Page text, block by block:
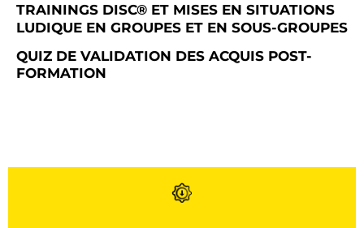
TRAININGS DISC® ET MISES EN SITUATIONS
LUDIQUE EN GROUPES ET EN SOUS-GROUPES
QUIZ DE VALIDATION DES ACQUIS POST-
FORMATION